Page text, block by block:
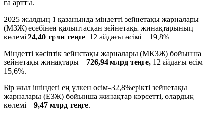
ға артты.
2025 жылдың 1 қазанында міндетті зейнетақы жарналары
(МЗЖ) есебінен қалыптасқан зейнетақы жинақтарының
көлемі 24,40 трлн теңге. 12 айдағы өсімі – 19,8%.
Міндетті кәсіптік зейнетақы жарналары (МКЗЖ) бойынша
зейнетақы жинақтары – 726,94 млрд теңге, 12 айдағы өсім –
15,6%.
Бір жыл ішіндегі ең үлкен өсім–32,8%ерікті зейнетақы
жарналары (ЕЗЖ) бойынша жинақтар көрсетті, олардың
көлемі – 9,47 млрд теңге.